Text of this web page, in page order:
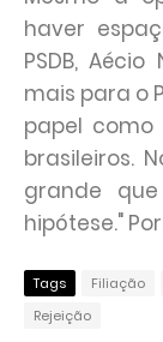
haver
PSDB,
mais para o
papel como
brasileiros.
grande
hipótese."
Tags Filiação
Rejeição